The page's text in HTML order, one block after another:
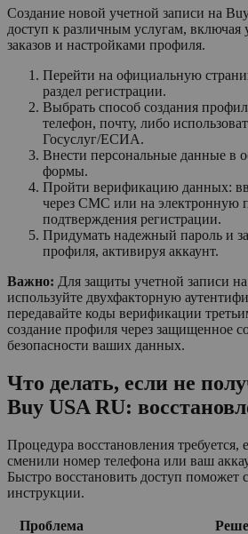
Создание новой учетной записи на
доступ к различным услугам, включая
заказов и настройками профиля.
Перейти на официальную
раздел регистрации.
Выбрать способ создания
телефон, почту, либо
Госуслуг/ЕСИА.
Внести персональные данные в
формы.
Пройти верификацию данных:
через СМС или на электронную
подтверждения регистрации.
Придумать надежный пароль и
профиля, активируя аккаунт.
Важно: Для защиты учетной записи
используйте двухфакторную
передавайте коды верификации
создание профиля через защищенное
безопасности ваших данных.
Что делать, если не
Buy USA RU:
Процедура восстановления требуется,
сменили номер телефона или ваш
Быстро восстановить доступ поможет
инструкции.
Проблема